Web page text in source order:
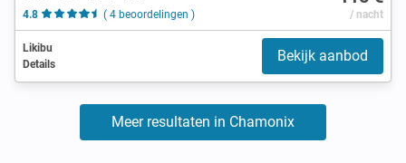
4.8
( 4 beoordelingen ) / nacht
Likibu
Details
Bekijk aanbod
Meer resultaten in Chamonix